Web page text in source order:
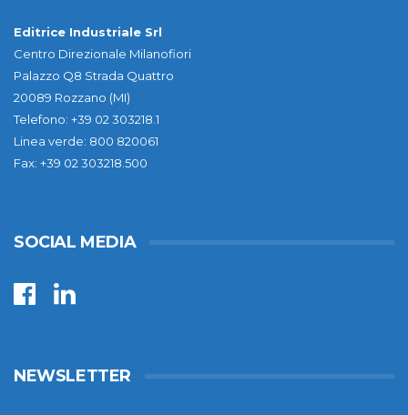
Editrice Industriale Srl
Centro Direzionale Milanofiori
Palazzo Q8 Strada Quattro
20089 Rozzano (MI)
Telefono: +39 02 303218.1
Linea verde: 800 820061
Fax: +39 02 303218.500
SOCIAL MEDIA
NEWSLETTER